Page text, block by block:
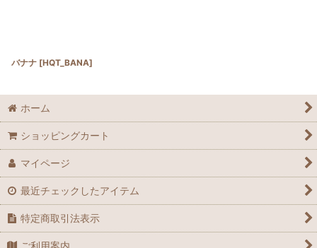
バナナ [HQT_BANA]
ホーム
ショッピングカート
マイページ
最近チェックしたアイテム
特定商取引法表示
ご利用案内